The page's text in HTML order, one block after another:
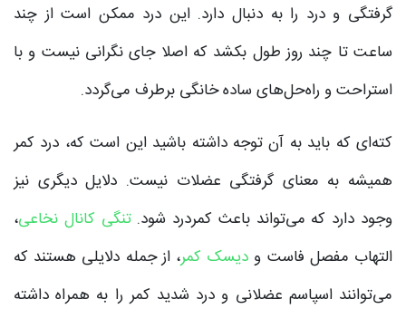
گرفتگی و درد را به دنبال دارد. این درد ممکن است از چند
ساعت تا چند روز طول بکشد که اصلا جای نگرانی نیست و با
استراحت و راه‌حل‌های ساده خانگی برطرف می‌گردد.
کته‌ای که باید به آن توجه داشته باشید این است که، درد کمر
همیشه به معنای گرفتگی عضلات نیست. دلایل دیگری نیز
وجود دارد که می‌تواند باعث کمردرد شود.تنگی کانال نخاعی،
التهاب مفصل فاست و دیسک کمر، از جمله دلایلی هستند که
می‌توانند اسپاسم عضلانی و درد شدید کمر را به همراه داشته